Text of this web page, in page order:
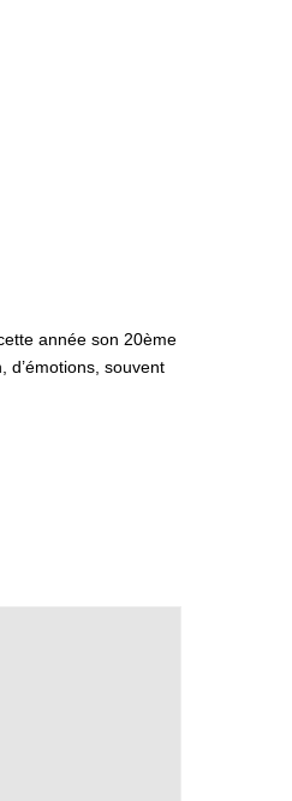
année son 20ème
d’émotions, souvent